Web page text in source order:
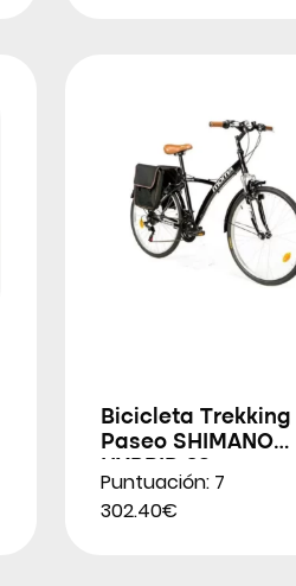
Bicicleta Trekking
Paseo SHIMANO
Puntuación: 7
302.40€